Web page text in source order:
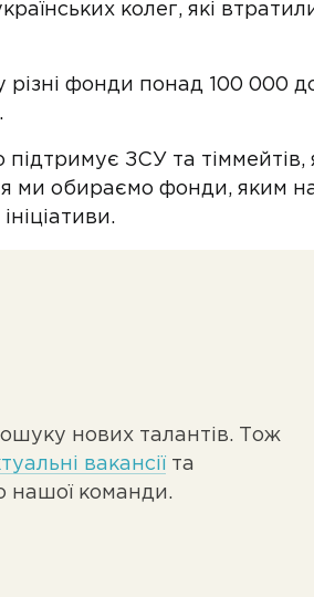
колег, які
різні фонди понад 100 000
підтримує ЗСУ та
ми обираємо фонди, яким
нових талантів. Тож
вакансії та
нашої команди.